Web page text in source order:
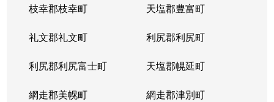
枝幸郡枝幸町 天塩郡豊富町
礼文郡礼文町 利尻郡利尻町
利尻郡利尻富士町 天塩郡幌延町
網走郡美幌町 網走郡津別町